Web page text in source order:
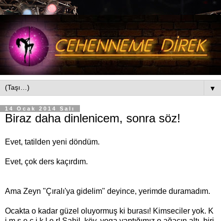
▼
14 Ocak 2014 Salı
Biraz daha dinlenicem, sonra söz!
Evet, tatilden yeni döndüm.
Evet, çok ders kaçırdım.
Ama Zeyn "Çıralı'ya gidelim" deyince, yerimde duramadım.
Ocakta o kadar güzel oluyormuş ki burası! Kimseciler yok. K